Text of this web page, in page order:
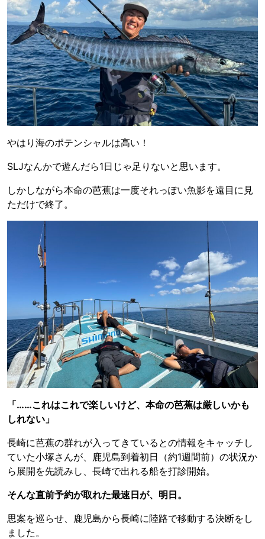
やはり海のポテンシャルは高い！
SLJなんかで遊んだら1日じゃ足りないと思います。
しかしながら本命の芭蕉は一度それっぽい魚影を遠目に見
ただけで終了。
「……これはこれで楽しいけど、本命の芭蕉は厳しいかも
しれない」
長崎に芭蕉の群れが入ってきているとの情報をキャッチし
ていた小塚さんが、鹿児島到着初日（約1週間前）の状況か
ら展開を先読みし、長崎で出れる船を打診開始。
そんな直前予約が取れた最速日が、明日。
思案を巡らせ、鹿児島から長崎に陸路で移動する決断をし
ました。